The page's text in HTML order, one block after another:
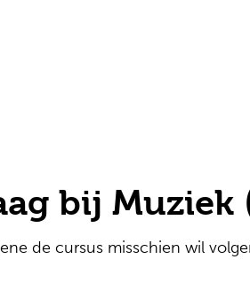
bij Muziek
de cursus misschien wil